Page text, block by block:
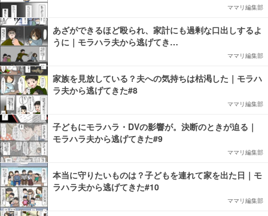
ママリ編集部
あざができるほど殴られ、家計にも過剰な口出しするよ
うに｜モラハラ夫から逃げてき…
ママリ編集部
家族を見放している？夫への気持ちは枯渇した｜モラハ
ラ夫から逃げてきた#8
ママリ編集部
子どもにモラハラ・DVの影響が。決断のときが迫る｜
モラハラ夫から逃げてきた#9
ママリ編集部
本当に守りたいものは？子どもを連れて家を出た日｜モ
ラハラ夫から逃げてきた#10
ママリ編集部